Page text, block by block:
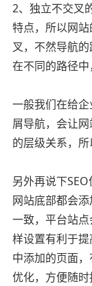
2、独立不交叉
特点，所以网
叉，不然导航
在不同的路径中
一般我们在给
屑导航，会让
的层级关系，所
另外再说下
网站底部都会
一致，平台站
样设置有利于
中添加的页面
优化，方便随时